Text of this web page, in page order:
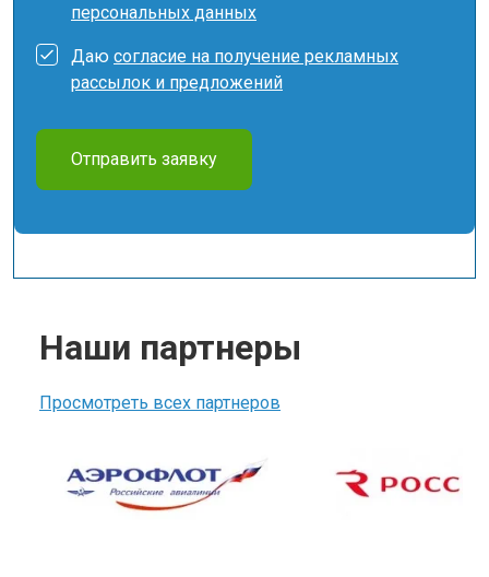
персональных данных
Даю согласие на получение рекламных
рассылок и предложений
Отправить заявку
Наши партнеры
Просмотреть всех партнеров